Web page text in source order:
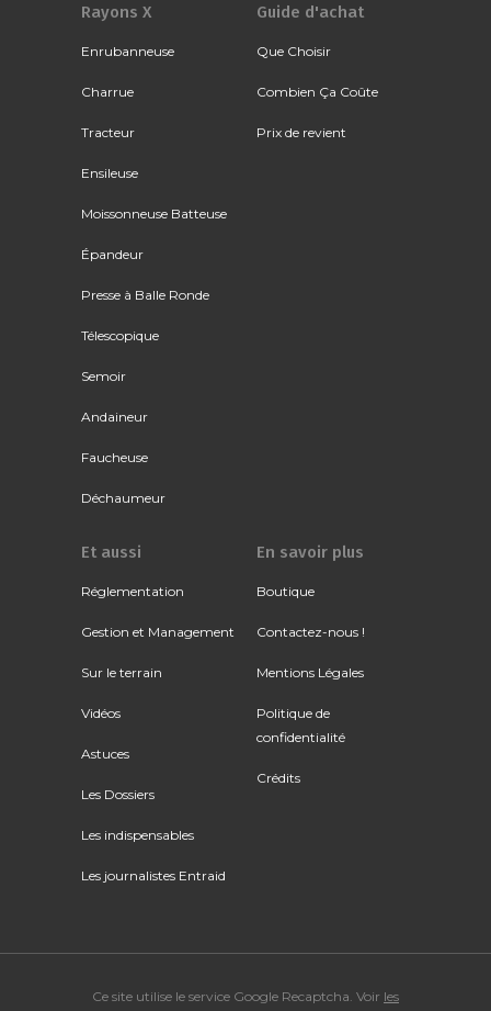
Rayons X
Enrubanneuse
Charrue
Tracteur
Ensileuse
Moissonneuse Batteuse
Épandeur
Presse à Balle Ronde
Télescopique
Semoir
Andaineur
Faucheuse
Déchaumeur
Guide d'achat
Que Choisir
Combien Ça Coûte
Prix de revient
Et aussi
Réglementation
Gestion et Management
Sur le terrain
Vidéos
Astuces
Les Dossiers
Les indispensables
Les journalistes Entraid
En savoir plus
Boutique
Contactez-nous !
Mentions Légales
Politique de
confidentialité
Crédits
Ce site utilise le service Google Recaptcha. Voir les